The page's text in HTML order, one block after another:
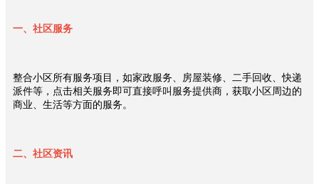
社
智
慧
园
未
一、社区服务
整合小区所有服务项目，如家政服务、房屋装修、二手回收、快递
派件等，点击相关服务即可直接呼叫服务提供商，获取小区周边的
商业、生活等方面的服务。
二、社区资讯